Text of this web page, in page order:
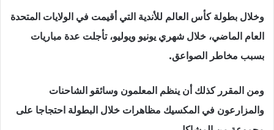
وخلال بطولة كأس العالم للأندية التي أقيمت في الولايات المتحدة
العام الماضي، خلال شهري يونيو ويوليو، تأجلت عدة مباريات
بسبب مخاطر الصواعق.
ومن المقرر كذلك أن ينظم المعلمون وسائقو الشاحنات
والمزارعون في المكسيك مظاهرات خلال البطولة احتجاجا على